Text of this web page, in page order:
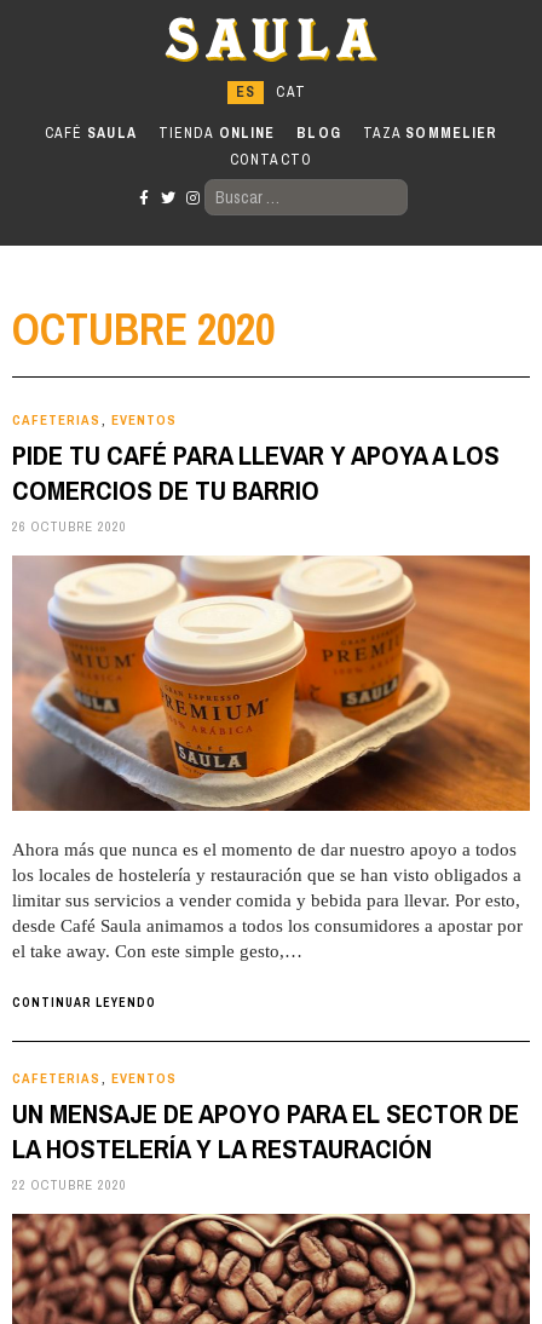
CAFÉ SAULA TIENDA ONLINE BLOG TAZA SOMMELIER
CONTACTO
BUSCAR:
OCTUBRE 2020
CAFETERIAS EVENTOS
PIDE TU CAFÉ PARA LLEVAR Y APOYA A LOS
COMERCIOS DE TU BARRIO
26 OCTUBRE 2020
Ahora más que nunca es el momento de dar nuestro apoyo a todos
los locales de hostelería y restauración que se han visto obligados a
limitar sus servicios a vender comida y bebida para llevar. Por esto,
desde Café Saula animamos a todos los consumidores a apostar por
el take away. Con este simple gesto,…
CONTINUAR LEYENDO
CAFETERIAS EVENTOS
UN MENSAJE DE APOYO PARA EL SECTOR DE
LA HOSTELERÍA Y LA RESTAURACIÓN
22 OCTUBRE 2020